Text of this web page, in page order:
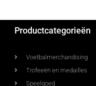
Productcategorieën
Voetbalmerchandising
Trofeeën en medailles
Speelgoed